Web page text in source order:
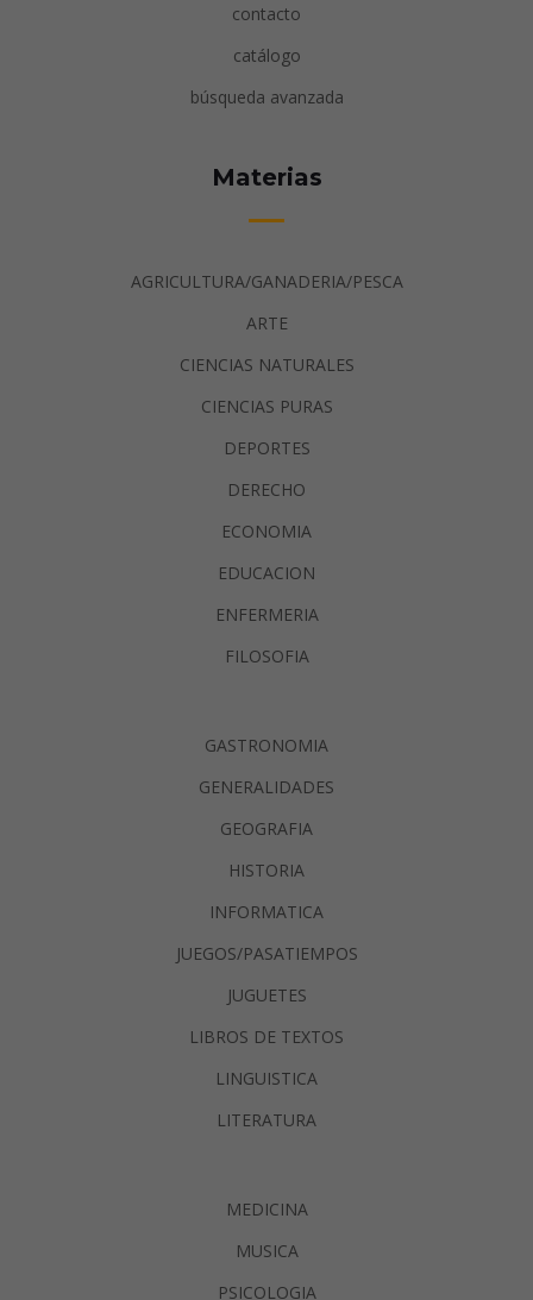
contacto
catálogo
búsqueda avanzada
Materias
AGRICULTURA/GANADERIA/PESCA
ARTE
CIENCIAS NATURALES
CIENCIAS PURAS
DEPORTES
DERECHO
ECONOMIA
EDUCACION
ENFERMERIA
FILOSOFIA
GASTRONOMIA
GENERALIDADES
GEOGRAFIA
HISTORIA
INFORMATICA
JUEGOS/PASATIEMPOS
JUGUETES
LIBROS DE TEXTOS
LINGUISTICA
LITERATURA
MEDICINA
MUSICA
PSICOLOGIA